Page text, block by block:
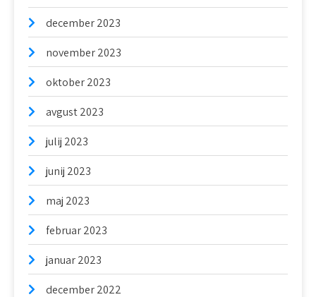
december 2023
november 2023
oktober 2023
avgust 2023
julij 2023
junij 2023
maj 2023
februar 2023
januar 2023
december 2022